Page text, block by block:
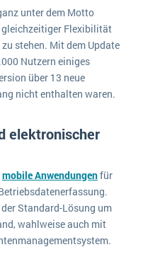
Systems
für Konzerne
für Unternehmen
unter dem Motto
gleichzeitiger Flexibilität
stehen. Mit dem Update
Nutzern einiges
über 13 neue
nicht enthalten waren.
elektronischer
mobile Anwendungenfür
Standard-Lösung um
wahlweise auch mit